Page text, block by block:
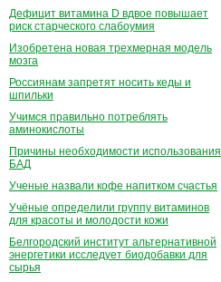
Дефицит витамина D вдвое повышает
риск старческого слабоумия
Изобретена новая трехмерная модель
мозга
Россиянам запретят носить кеды и
шпильки
Учимся правильно потреблять
аминокислоты
Причины необходимости использования
БАД
Ученые назвали кофе напитком счастья
Учёные определили группу витаминов
для красоты и молодости кожи
Белгородский институт альтернативной
энергетики исследует биодобавки для
сырья